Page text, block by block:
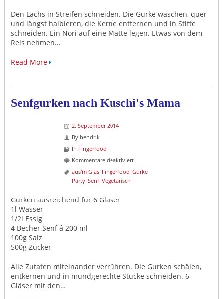
Den Lachs in Streifen schneiden. Die Gurke waschen, quer
und längst halbieren, die Kerne entfernen und in Stifte
schneiden. Ein Nori auf eine Matte legen. Etwas von dem
Reis nehmen…
Read More
Senfgurken nach Kuschi's Mama
2. September 2014
By hendrik
In Fingerfood
Kommentare deaktiviertfür
Senfgurken
aus'm Glas Fingerfood Gurke
Party Senf Vegetarisch
Gurken ausreichend für 6 Gläser
1l Wasser
1/2l Essig
4 Becher Senf á 200 ml
100g Salz
500g Zucker
Alle Zutaten miteinander verrühren. Die Gurken schälen,
entkernen und in mundgerechte Stücke schneiden. 6
Gläser mit den…